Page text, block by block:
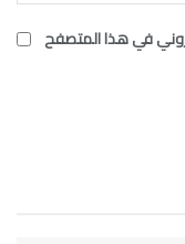
في هذا المتصفح